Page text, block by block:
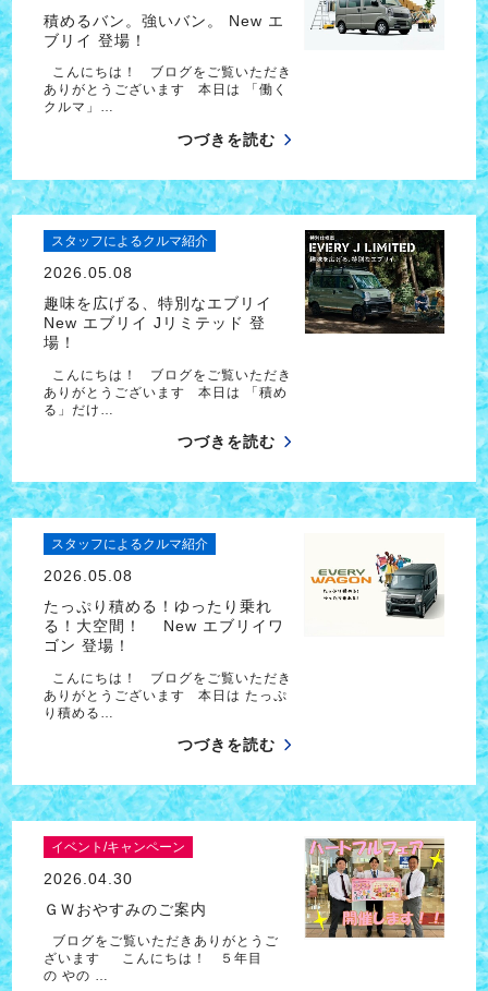
積めるバン。強いバン。 New エ
ブリイ 登場！
こんにちは！ ブログをご覧いただき
ありがとうございます 本日は 「働く
クルマ」…
つづきを読む
スタッフによるクルマ紹介
2026.05.08
趣味を広げる、特別なエブリイ
New エブリイ Jリミテッド 登
場！
こんにちは！ ブログをご覧いただき
ありがとうございます 本日は 「積め
る」だけ…
つづきを読む
スタッフによるクルマ紹介
2026.05.08
たっぷり積める！ゆったり乗れ
る！大空間！ New エブリイワ
ゴン 登場！
こんにちは！ ブログをご覧いただき
ありがとうございます 本日は たっぷ
り積める…
つづきを読む
イベント/キャンペーン
2026.04.30
ＧＷおやすみのご案内
ブログをご覧いただきありがとうご
ざいます こんにちは！ ５年目
の やの …